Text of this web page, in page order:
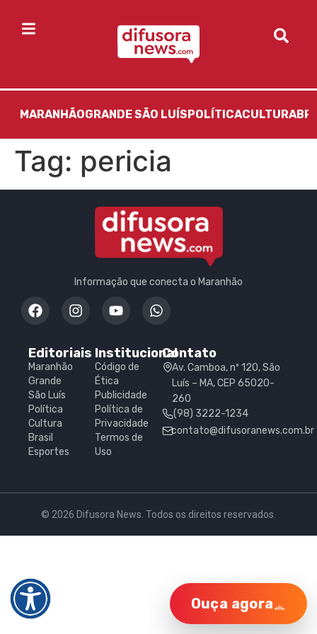
MARANHÃOGRANDE SÃO LUÍS POLÍTICACULTURA
Tag: pericia
Informação que conecta o Maranhão
Editoriais
Maranhão
Grande
São Luís
Política
Cultura
Brasil
Esportes
Institucional
Código de
Ética
Publicidade
Política de
Privacidade
Termos de
Uso
Contato
Av. Camboa, nº 120, São
Luís – MA, CEP 65020-
260
(98) 3222-1234
contato@difusoranews.com.br
© 2026 Difusora News. Todos os direitos reservados.
Ouça agora